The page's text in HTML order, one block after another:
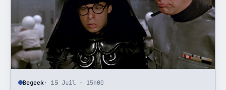
Begeek· 15 Juil · 15h00